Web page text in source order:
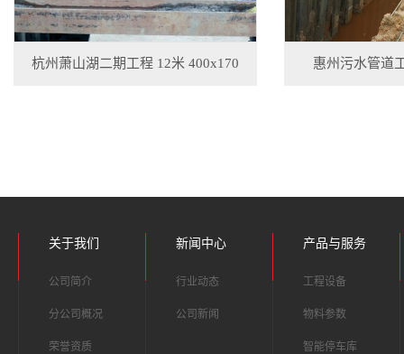
杭州萧山湖二期工程 12米 400x170 惠州污水管道
关于我们
公司简介
分公司概况
荣誉资质
新闻中心
行业动态
公司新闻
产品与服务
工程设备
物料参数
智能停车库